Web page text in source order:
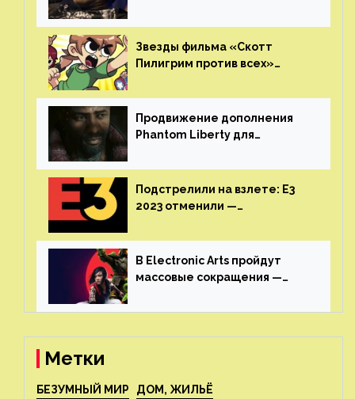
игроков прекратить
консольные войны
Звезды фильма «Скотт
Пилигрим против всех»
аниме от Netflix
Продвижение дополнения
Phantom Liberty для
июне
Подстрелили на взлете: E3
2023 отменили —
выставка не вернется
В Electronic Arts пройдут
массовые сокращения —
реструктуризацию
Метки
БЕЗУМНЫЙ МИР ДОМ, ЖИЛЬЁ